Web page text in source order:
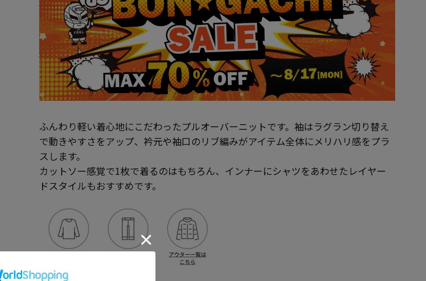
ふんわり軽い着心地にこだわったプルオーバーニットです。袖はラグラン切り替え
で動きやすさをアップ、衿元や袖口のリブ編みがアイテム全体にメリハリ感をプラ
スします。
カットソー感覚で1枚で着るのはもちろん、インナーにシャツをあわせたレイヤー
ドスタイルもおすすめです。